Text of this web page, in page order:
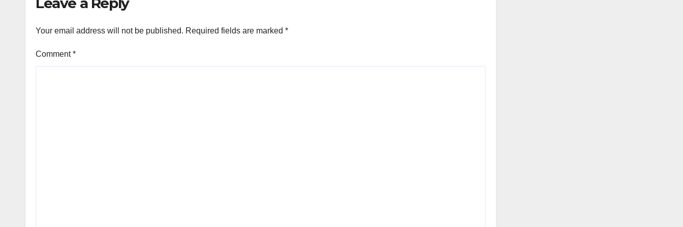
Your email address will not be published. Required fields are marked *
Comment*